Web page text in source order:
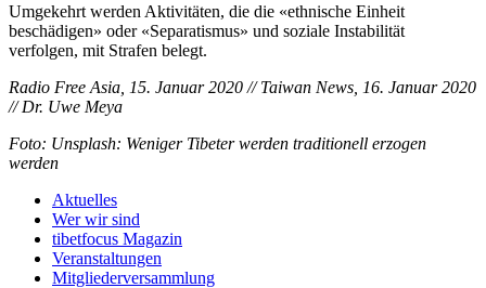
Umgekehrt werden Aktivitäten, die die «ethnische Einheit
beschädigen» oder «Separatismus» und soziale Instabilität
verfolgen, mit Strafen belegt.
Radio Free Asia, 15. Januar 2020 // Taiwan News, 16. Januar 2020
// Dr. Uwe Meya
Foto: Unsplash: Weniger Tibeter werden traditionell erzogen
werden
Aktuelles
Wer wir sind
tibetfocus Magazin
Veranstaltungen
Mitgliederversammlung